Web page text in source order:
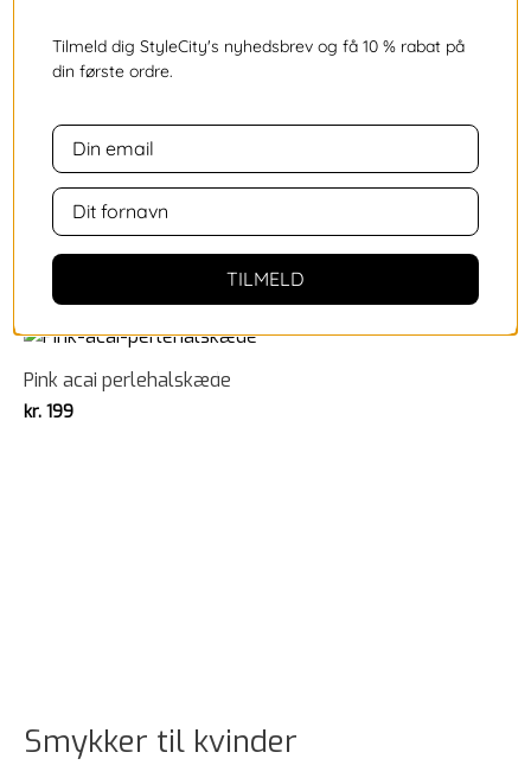
Smykker til kvinder
Turkis acai perlehalskæde
Lilla acai perlehalskæde
199
Pink acai perlehalskæde
kr. 199
Tilmeld dig StyleCity's nyhedsbrev og få 10 % rabat på
din første ordre.
TILMELD